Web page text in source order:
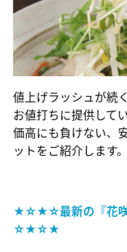
値上げラッシュが続
お値打ちに提供して
価高にも負けない、
ットをご紹介します。
★☆★☆最新の『花咲
☆★☆★